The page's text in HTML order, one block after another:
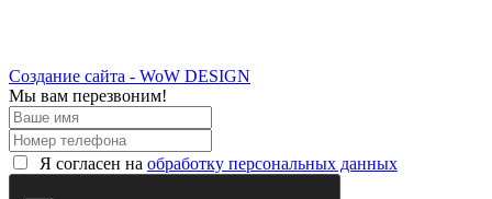
Создание сайта - WoW DESIGN
Мы вам перезвоним!
Я согласен на обработку персональных данных